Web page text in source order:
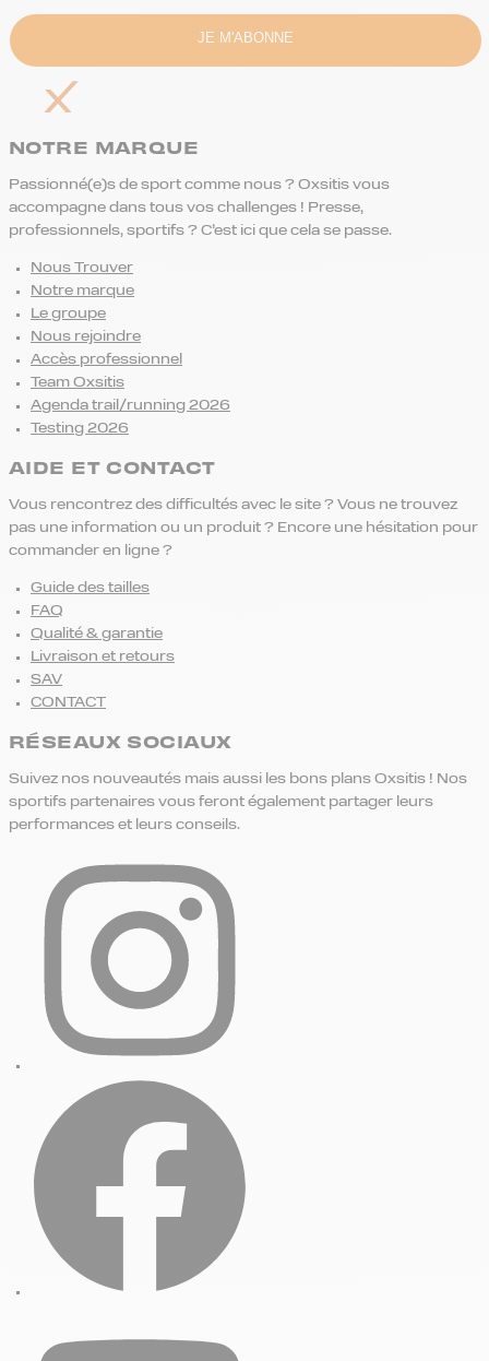
NOTRE MARQUE
Passionné(e)s de sport comme nous ? Oxsitis vous
accompagne dans tous vos challenges ! Presse,
professionnels, sportifs ? C’est ici que cela se passe.
Nous Trouver
Notre marque
Le groupe
Nous rejoindre
Accès professionnel
Team Oxsitis
Agenda trail/running 2026
Testing 2026
AIDE ET CONTACT
Vous rencontrez des difficultés avec le site ? Vous ne trouvez
pas une information ou un produit ? Encore une hésitation pour
commander en ligne ?
Guide des tailles
FAQ
Qualité & garantie
Livraison et retours
SAV
CONTACT
RÉSEAUX SOCIAUX
Suivez nos nouveautés mais aussi les bons plans Oxsitis ! Nos
sportifs partenaires vous feront également partager leurs
performances et leurs conseils.